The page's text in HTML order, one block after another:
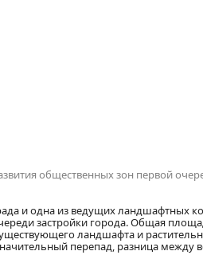
общественных зон первой
и одна из ведущих ландшафтных
застройки города. Общая
ландшафта и
перепад, разница между